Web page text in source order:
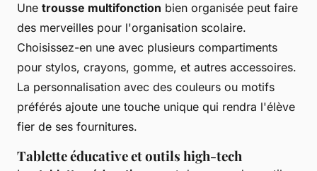
Une trousse multifonction bien organisée peut faire
des merveilles pour l'organisation scolaire.
Choisissez-en une avec plusieurs compartiments
pour stylos, crayons, gomme, et autres accessoires.
La personnalisation avec des couleurs ou motifs
préférés ajoute une touche unique qui rendra l'élève
fier de ses fournitures.
Tablette éducative et outils high-tech